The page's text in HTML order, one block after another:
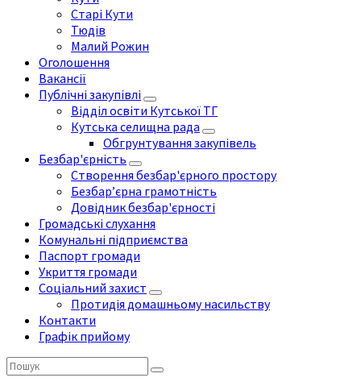
Старі Кути
Тюдів
Малий Рожин
Оголошення
Вакансії
Публічні закупівлі
Відділ освіти Кутської ТГ
Кутська селищна рада
Обгрунтування закупівель
Безбар'єрність
Створення безбар'єрного простору
Безбар’єрна грамотність
Довідник безбар'єрності
Громадські слухання
Комунальні підприємства
Паспорт громади
Укриття громади
Соціальний захист
Протидія домашньому насильству
Контакти
Графік прийому
Пошук: